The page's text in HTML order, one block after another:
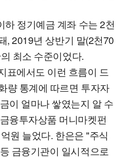
하 정기예금 계좌 수는 2천
, 2019년 상반기 말(2천70
최소 수준이었다.
표에서도 이런 흐름이 드
량 통계에 따르면 투자자
이 얼마나 쌓였는지 알 수
융투자상품 머니마켓펀
원 늘었다. 한은은 "주식
금융기관이 일시적으로